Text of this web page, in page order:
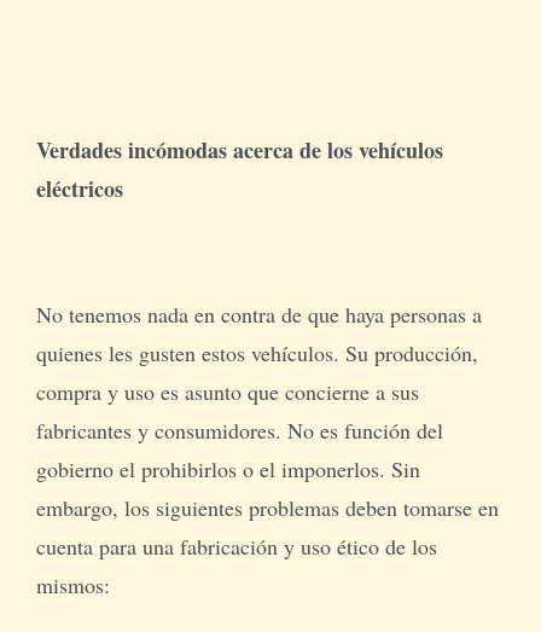
Verdades incómodas acerca de los vehículos
eléctricos
No tenemos nada en contra de que haya personas a
quienes les gusten estos vehículos. Su producción,
compra y uso es asunto que concierne a sus
fabricantes y consumidores. No es función del
gobierno el prohibirlos o el imponerlos. Sin
embargo, los siguientes problemas deben tomarse en
cuenta para una fabricación y uso ético de los
mismos: